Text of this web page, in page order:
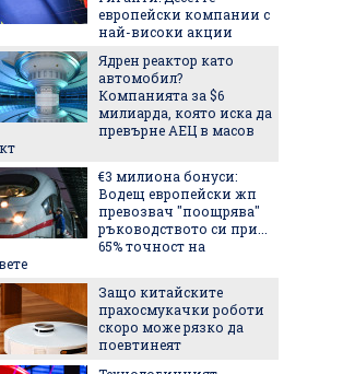
европейски компании с
най-високи акции
Ядрен реактор като
автомобил?
Компанията за $6
милиарда, която иска да
превърне АЕЦ в масов
€3 милиона бонуси:
Водещ европейски жп
превозвач "поощрява"
ръководството си при...
65% точност на
Защо китайските
прахосмукачки роботи
скоро може рязко да
поевтинеят